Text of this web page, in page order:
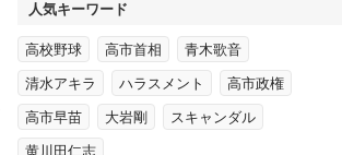
人気キーワード
高校野球 高市首相 青木歌音
清水アキラ ハラスメント 高市政権
高市早苗 大岩剛 スキャンダル
黄川田仁志